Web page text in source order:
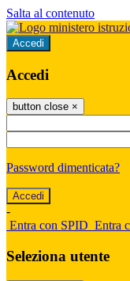
Salta al contenuto
Accedi
Accedi
button close ×
Password dimenticata?
-
Entra con SPID Entra
Seleziona utente